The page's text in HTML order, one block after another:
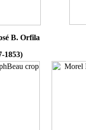
B. Orfila
1853)